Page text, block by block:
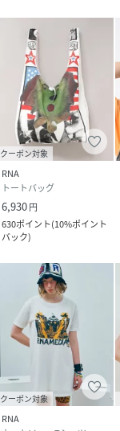
クーポン対象
RNA
トートバッグ
6,930円
630ポイント(10%ポイント
バック)
クーポン対象
RNA